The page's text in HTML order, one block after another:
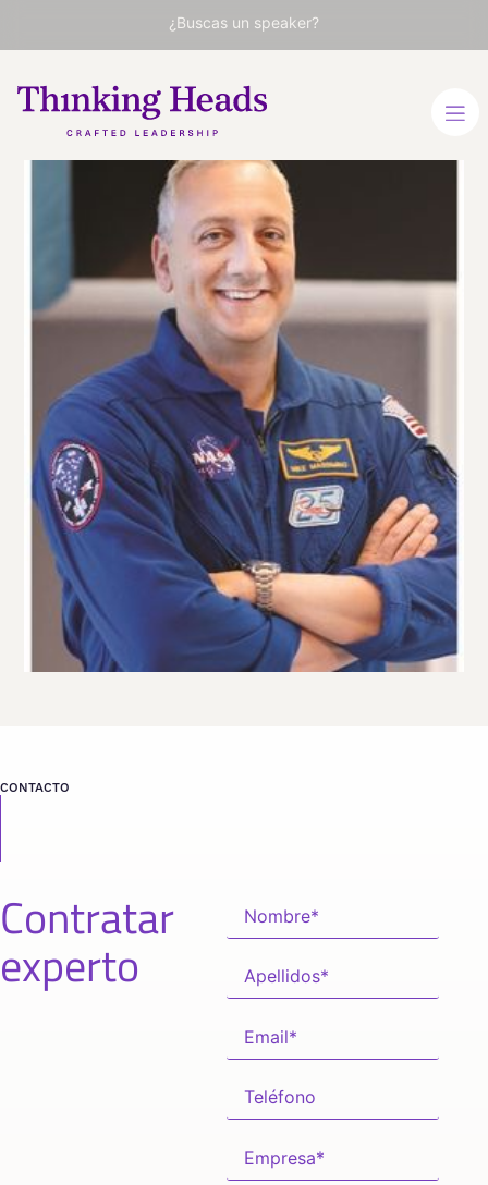
¿Buscas un speaker?
Massimino
Astronauta de la NASA,
profesor en Columbia y
referente global en
innovación y liderazgo
INGLÉS
VER PERFIL
Viaja
desde
ESTADOS UNIDOS
NEW YORK
CONTACTO
Contratar
experto